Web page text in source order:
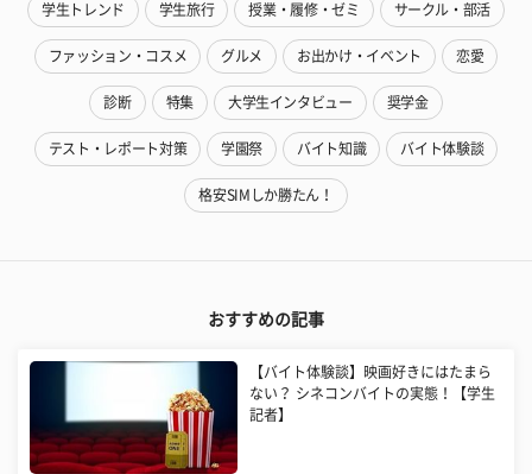
学生トレンド 学生旅行 授業・履修・ゼミ サークル・部活
ファッション・コスメ グルメ お出かけ・イベント 恋愛
診断 特集 大学生インタビュー 奨学金
テスト・レポート対策 学園祭 バイト知識 バイト体験談
格安SIMしか勝たん！
おすすめの記事
【バイト体験談】映画好きにはたまら
ない？ シネコンバイトの実態！【学生
記者】